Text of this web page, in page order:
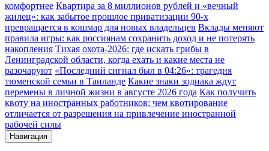
комфортнее Квартира за 8 миллионов рублей и «вечный
жилец»: как забытое прошлое приватизации 90-х
превращается в кошмар для новых владельцев Вклады меняют
правила игры: как россиянам сохранить доход и не потерять
накопления Тихая охота-2026: где искать грибы в
Ленинградской области, когда ехать и какие места не
разочаруют «Последний сигнал был в 04:26»: трагедия
тюменской семьи в Таиланде Какие знаки зодиака ждут
перемены в личной жизни в августе 2026 года Как получить
квоту на иностранных работников: чем квотирование
отличается от разрешения на привлечение иностранной
рабочей силы
Навигация